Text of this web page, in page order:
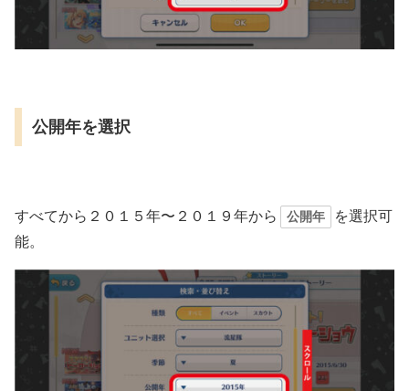
公開年を選択
すべてから２０１５年〜２０１９年から 公開年
を選択可
能。